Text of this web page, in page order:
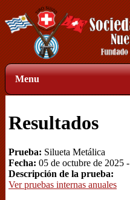
Menu
Resultados
Prueba: Silueta Metálica
Fecha: 05 de octubre de 2025
Descripción de la prueba:
Ver pruebas internas anuales